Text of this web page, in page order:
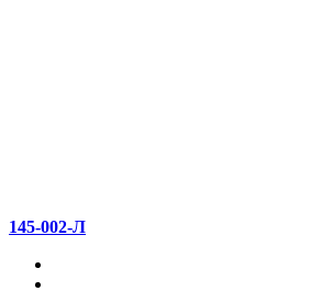
145-002-Л